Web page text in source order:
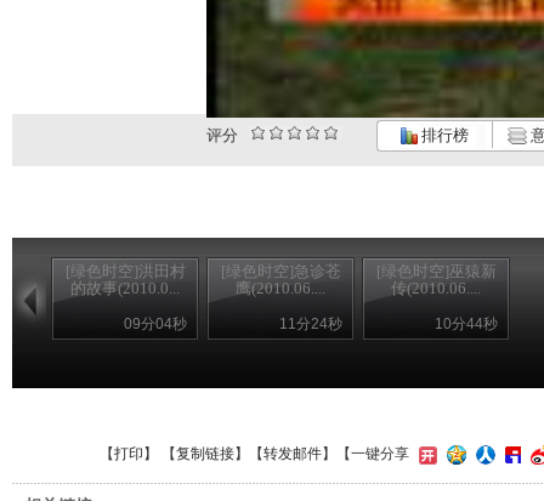
评分 排行榜
[绿色时空]洪田村
的故事(2010.0...
09分04秒
[绿色时空]急诊苍
鹰(2010.06....
11分24秒
[绿色时空]巫猿新
传(2010.06....
10分44秒
【打印 】 【复制链接】【转发邮件】 【一键分享